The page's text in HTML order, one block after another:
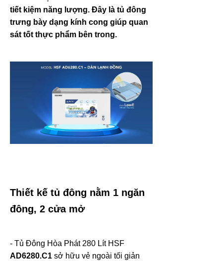
tiết kiệm năng lượng. Đây là tủ đông
trưng bày dạng kính cong giúp quan
sát tốt thực phẩm bên trong.
Thiết kế tủ đông nằm 1 ngăn
đông, 2 cửa mở
- Tủ Đông Hòa Phát 280 Lít HSF
AD6280.C1 sở hữu vẻ ngoài tối giản